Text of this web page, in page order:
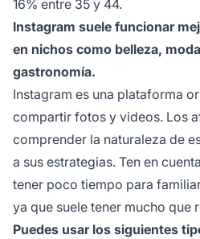
16% entre 35 y 44.
Instagram suele funcionar
en nichos como belleza,
gastronomía.
Instagram es una plataforma
compartir fotos y videos. Los
comprender la naturaleza de
a sus estrategias. Ten en
tener poco tiempo para
ya que suele tener mucho que
Puedes usar los siguientes